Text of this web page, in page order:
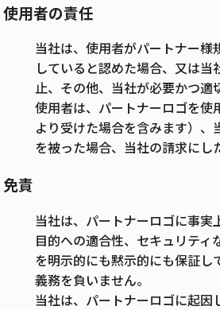
使用者の責任
当社は、使用者がパートナー
していると認めた場合、又は
止、その他、当社が必要かつ適
使用者は、パートナーロゴを
より受けた場合を含みます）、
を被った場合、当社の請求にし
免責
当社は、パートナーロゴに事
目的への適合性、セキュリテ
を明示的にも黙示的にも保証
義務を負いません。
当社は、パートナーロゴに起因